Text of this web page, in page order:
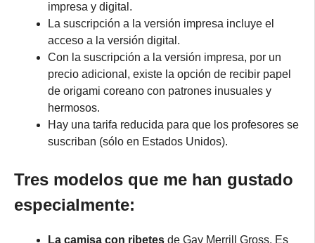
impresa y digital.
La suscripción a la versión impresa incluye el
acceso a la versión digital.
Con la suscripción a la versión impresa, por un
precio adicional, existe la opción de recibir papel
de origami coreano con patrones inusuales y
hermosos.
Hay una tarifa reducida para que los profesores se
suscriban (sólo en Estados Unidos).
Tres modelos que me han gustado
especialmente:
La camisa con ribetes de Gay Merrill Gross. Es